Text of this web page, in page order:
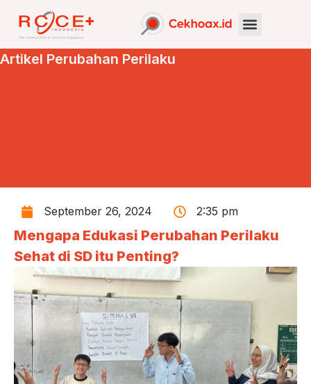
Artikel Perubahan Perilaku
September 26, 2024 2:35 pm
Mengapa Edukasi Perubahan Perilaku
Sehat di SD itu Penting?